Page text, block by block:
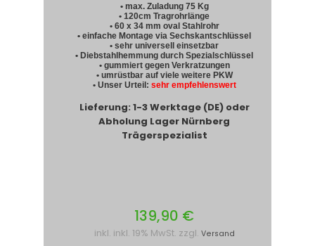
• max. Zuladung 75 Kg
• 120cm Tragrohrlänge
• 60 x 34 mm oval Stahlrohr
• einfache Montage via Sechskantschlüssel
• sehr universell einsetzbar
• Diebstahlhemmung durch Spezialschlüssel
• gummiert gegen Verkratzungen
• umrüstbar auf viele weitere PKW
• Unser Urteil: sehr empfehlenswert
Lieferung: 1-3 Werktage (DE) oder
Abholung Lager Nürnberg
Trägerspezialist
139,90 €
inkl. inkl. 19% MwSt. zzgl. Versand